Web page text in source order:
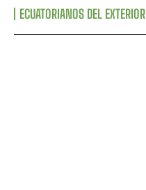
ECUATORIANOS DEL EXTERIOR